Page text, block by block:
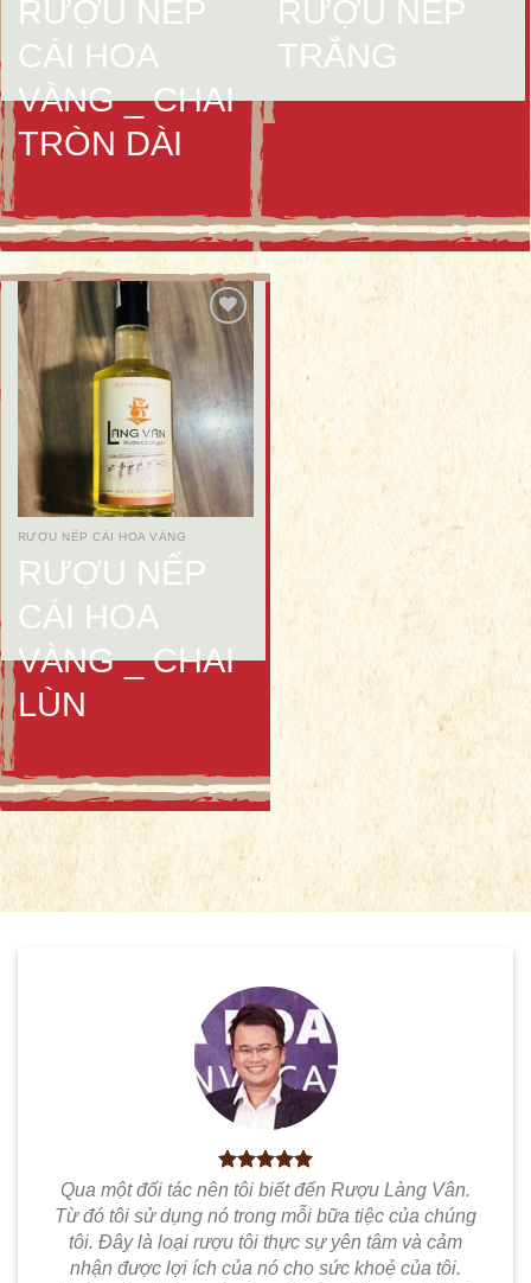
RƯỢU NẾP CÁI HOA VÀNG
RƯỢU NẾP
CÁI HOA
VÀNG _ CHAI
RƯỢU NẾP TRẮNG
RƯỢU NẾP
TRẮNG
Add to
RƯỢU NẾP CÁI HOA VÀNG
RƯỢU NẾP
CÁI HOA
VÀNG _ CHAI
Qua một đối tác nên tôi biết đến Rượu Làng Vân.
Từ đó tôi sử dụng nó trong mỗi bữa tiệc của chúng